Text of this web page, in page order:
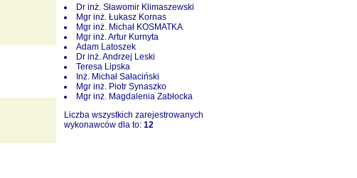
Dr inż. Sławomir Klimaszewski
Mgr inż. Łukasz Kornas
Mgr inż. Michał KOSMATKA
Mgr inż. Artur Kurnyta
Adam Latoszek
Dr inż. Andrzej Leski
Teresa Lipska
Inż. Michał Sałaciński
Mgr inż. Piotr Synaszko
Mgr inż. Magdalenia Zabłocka
Liczba wszystkich zarejestrowanych
wykonawców dla to: 12